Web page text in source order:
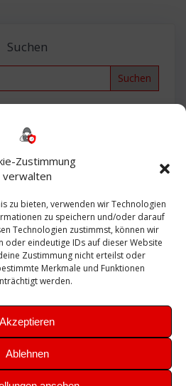
Zustimmung
verwalten
zu bieten, verwenden wir Technologien
zu speichern und/oder darauf
Technologien zustimmst, können wir
oder eindeutige IDs auf dieser Website
Zustimmung nicht erteilst oder
Merkmale und Funktionen
werden.
Akzeptieren
Ablehnen
Suchen
Search
firewall Fritzbox
Microsoft
Server Sicherheit
Sophos SSL Ubuntu
UTM VCenter VCSA Veeam
WAZUH Windows